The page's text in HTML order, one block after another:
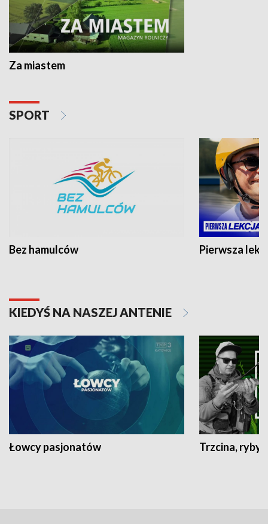
Za miastem
SPORT
Bez hamulców Pierwsza
KIEDYŚ NA NASZEJ ANTENIE
Łowcy pasjonatów Trzcina, ryby